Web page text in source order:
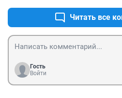
Читать все
Гость
Войти